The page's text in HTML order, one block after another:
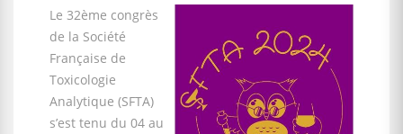
Le 32ème congrès
de la Société
Française de
Toxicologie
Analytique (SFTA)
s’est tenu du 04 au